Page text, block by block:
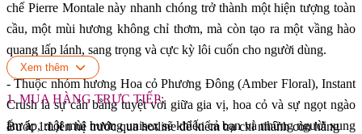
chế Pierre Montale này nhanh chóng trở thành một hiện tượng toàn
cầu, một mùi hương không chỉ thơm, mà còn tạo ra một vầng hào
quang lấp lánh, sang trọng và cực kỳ lôi cuốn cho người dùng.
- Thuộc nhóm hương Hoa cỏ Phương Đông (Amber Floral), Instant
Crush là sự cân bằng tuyệt vời giữa gia vị, hoa cỏ và sự ngọt ngào
ấm áp, một mùi hương unisex sẽ khiến cả bạn và những người xung
Xem thêm
1. MUA HÀNG TRỰC TIẾP:
Bước 1:Liên hệ trước qua hotline để kiểm tra chi nhánh còn hàng